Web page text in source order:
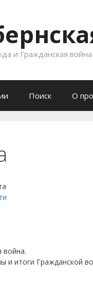
и Гражданская война
Поиск О
война.
и итоги Гражданской